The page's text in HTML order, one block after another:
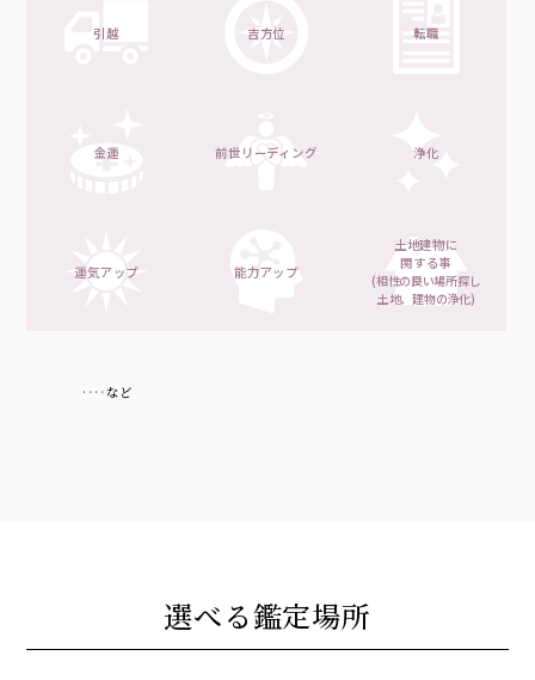
引越 吉方位 転職
金運 前世リーディング 浄化
運気アップ 能力アップ
土地建物に
関する事
(相性の良い場所探し
土地、建物の浄化)
‥‥など
選べる鑑定場所